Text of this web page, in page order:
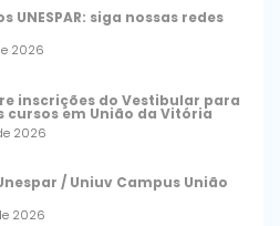
UNESPAR: siga nossas redes
2026
inscrições do Vestibular para
cursos em União da Vitória
2026
/ Uniuv Campus União
2026